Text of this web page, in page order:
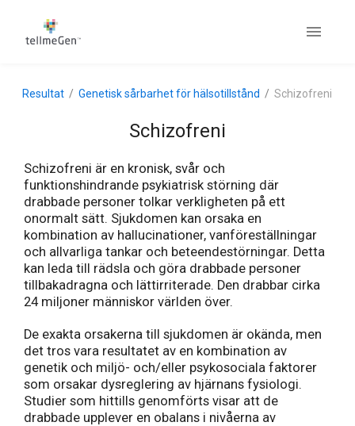
Resultat Genetisk sårbarhet för hälsotillstånd Schizofreni
Schizofreni
Schizofreni är en kronisk, svår och
funktionshindrande psykiatrisk störning där
drabbade personer tolkar verkligheten på ett
onormalt sätt. Sjukdomen kan orsaka en
kombination av hallucinationer, vanföreställningar
och allvarliga tankar och beteendestörningar. Detta
kan leda till rädsla och göra drabbade personer
tillbakadragna och lättirriterade. Den drabbar cirka
24 miljoner människor världen över.
De exakta orsakerna till sjukdomen är okända, men
det tros vara resultatet av en kombination av
genetik och miljö- och/eller psykosociala faktorer
som orsakar dysreglering av hjärnans fysiologi.
Studier som hittills genomförts visar att de
drabbade upplever en obalans i nivåerna av